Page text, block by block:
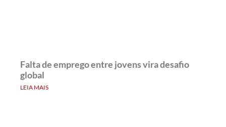
Falta de emprego entre jovens vira desafio
global
LEIA MAIS